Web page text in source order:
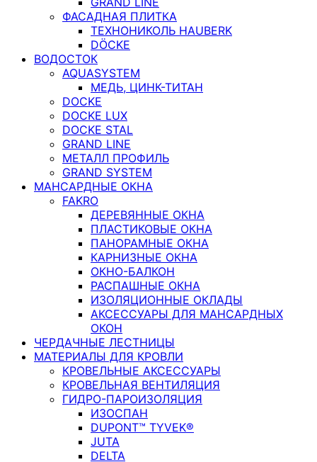
ФАСАДНАЯ ПЛИТКА
ТЕХНОНИКОЛЬ HAUBERK
DÖCKE
ВОДОСТОК
AQUASYSTEM
МЕДЬ, ЦИНК-ТИТАН
DOCKE
DOCKE LUX
DOCKE STAL
GRAND LINE
МЕТАЛЛ ПРОФИЛЬ
GRAND SYSTEM
МАНСАРДНЫЕ ОКНА
FAKRO
ДЕРЕВЯННЫЕ ОКНА
ПЛАСТИКОВЫЕ ОКНА
ПАНОРАМНЫЕ ОКНА
КАРНИЗНЫЕ ОКНА
ОКНО-БАЛКОН
РАСПАШНЫЕ ОКНА
ИЗОЛЯЦИОННЫЕ ОКЛАДЫ
АКСЕССУАРЫ ДЛЯ МАНСАРДНЫХ
ОКОН
ЧЕРДАЧНЫЕ ЛЕСТНИЦЫ
МАТЕРИАЛЫ ДЛЯ КРОВЛИ
КРОВЕЛЬНЫЕ АКСЕССУАРЫ
КРОВЕЛЬНАЯ ВЕНТИЛЯЦИЯ
ГИДРО-ПАРОИЗОЛЯЦИЯ
ИЗОСПАН
DUPONT™ TYVEK®
JUTA
DELTA